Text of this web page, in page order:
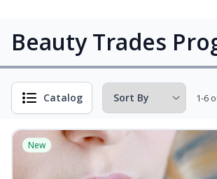
Beauty Trades
Catalog 1-6
New